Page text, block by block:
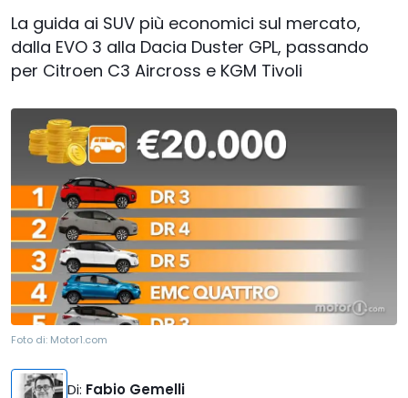
La guida ai SUV più economici sul mercato,
dalla EVO 3 alla Dacia Duster GPL, passando
per Citroen C3 Aircross e KGM Tivoli
Foto di: Motor1.com
Di: Fabio Gemelli